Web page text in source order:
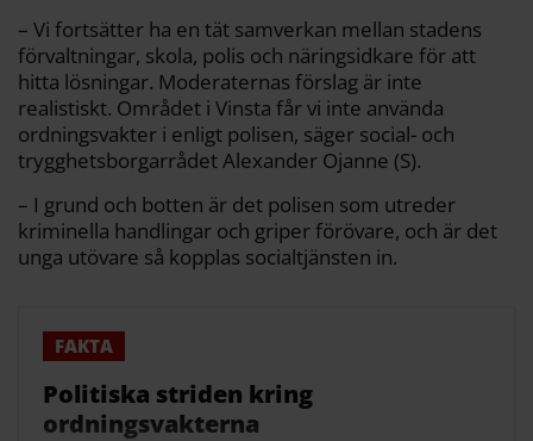
– Vi fortsätter ha en tät samverkan mellan stadens
förvaltningar, skola, polis och näringsidkare för att
hitta lösningar. Moderaternas förslag är inte
realistiskt. Området i Vinsta får vi inte använda
ordningsvakter i enligt polisen, säger social- och
trygghetsborgarrådet Alexander Ojanne (S).
– I grund och botten är det polisen som utreder
kriminella handlingar och griper förövare, och är det
unga utövare så kopplas socialtjänsten in.
Politiska striden kring
ordningsvakterna